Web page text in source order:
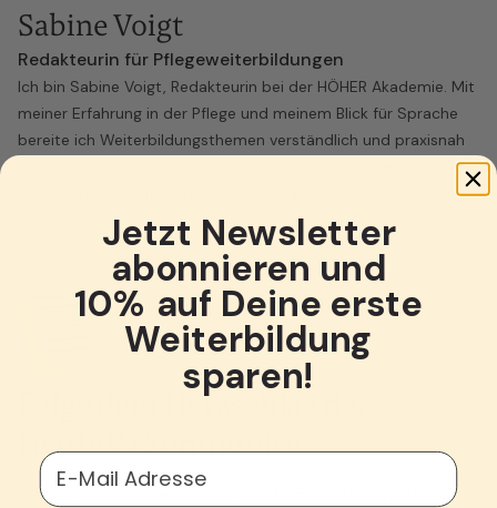
Sabine Voigt
Redakteurin für Pflegeweiterbildungen
Ich bin Sabine Voigt, Redakteurin bei der HÖHER Akademie. Mit
meiner Erfahrung in der Pflege und meinem Blick für Sprache
bereite ich Weiterbildungsthemen verständlich und praxisnah
Folge dem Herzschlag der
HÖHER Community
Erhalte praxisnahe Impulse, echte Erfahrungen aus der
Jetzt Newsletter
abonnieren und
10% auf Deine erste
Weiterbildung
sparen!
E-Mail Adresse